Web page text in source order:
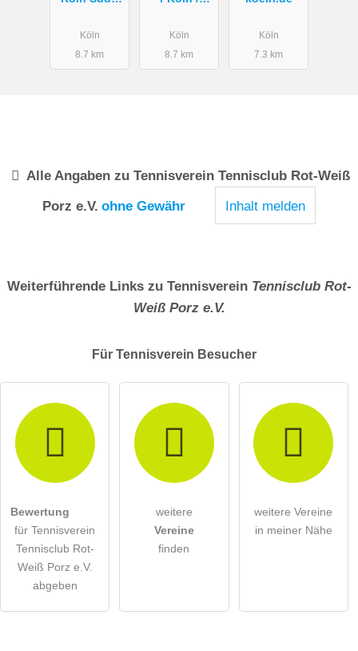
Schelling
Köln
8.7 km
Tennisschul
e JP Tennis
Köln
8.7 km
Köln
7.3 km
Alle Angaben zu Tennisverein Tennisclub Rot-Weiß
Porz e.V. ohne Gewähr Inhalt melden
Weiterführende Links zu Tennisverein Tennisclub Rot-
Weiß Porz e.V.
Für Tennisverein Besucher
Bewertung
für Tennisverein
Tennisclub Rot-
Weiß Porz e.V.
abgeben
weitere
Vereine
finden
weitere Vereine
in meiner Nähe